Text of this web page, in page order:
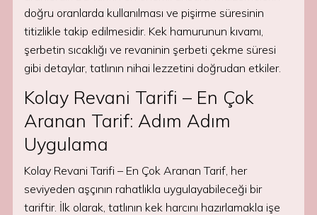
doğru oranlarda kullanılması ve pişirme süresinin
titizlikle takip edilmesidir. Kek hamurunun kıvamı,
şerbetin sıcaklığı ve revaninin şerbeti çekme süresi
gibi detaylar, tatlının nihai lezzetini doğrudan etkiler.
Kolay Revani Tarifi – En Çok
Aranan Tarif: Adım Adım
Uygulama
Kolay Revani Tarifi – En Çok Aranan Tarif, her
seviyeden aşçının rahatlıkla uygulayabileceği bir
tariftir. İlk olarak, tatlının kek harcını hazırlamakla işe